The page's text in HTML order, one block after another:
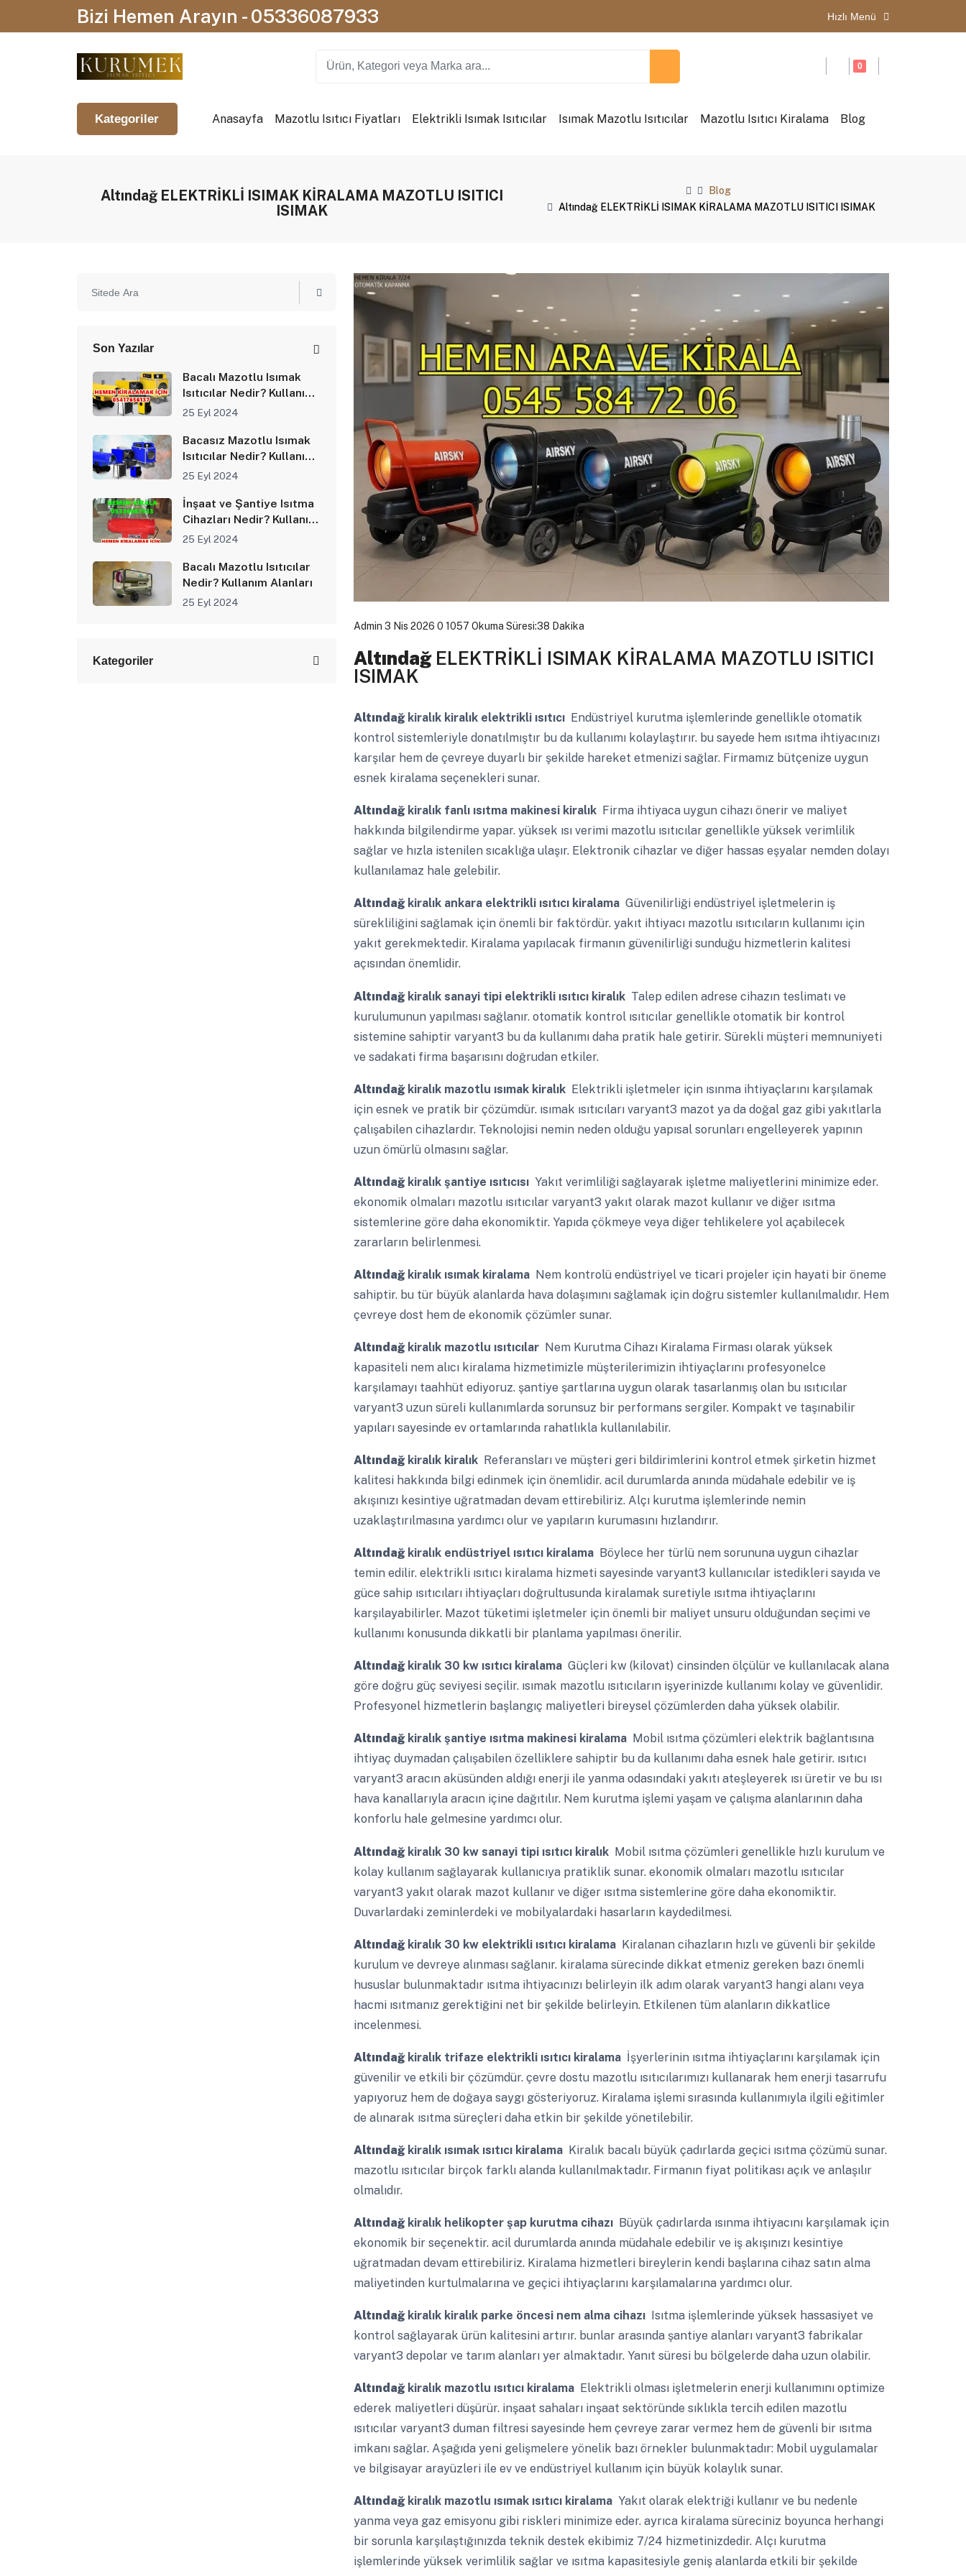
Bizi Hemen Arayın - 05336087933 Hızlı Menü
0
Kategoriler Anasayfa Mazotlu Isıtıcı Fiyatları Elektrikli Isımak Isıtıcılar Isımak Mazotlu Isıtıcılar Mazotlu Isıtıcı Kiralama Blog
Altındağ ELEKTRİKLİ ISIMAK KİRALAMA MAZOTLU ISITICI
ISIMAK
Blog
Altındağ ELEKTRİKLİ ISIMAK KİRALAMA MAZOTLU ISITICI ISIMAK
Son Yazılar
Bacalı Mazotlu Isımak
Isıtıcılar Nedir? Kullanım
Alanları
25 Eyl 2024
Bacasız Mazotlu Isımak
Isıtıcılar Nedir? Kullanım
Alanları
25 Eyl 2024
İnşaat ve Şantiye Isıtma
Cihazları Nedir? Kullanım
Alanları
25 Eyl 2024
Bacalı Mazotlu Isıtıcılar
Nedir? Kullanım Alanları
25 Eyl 2024
Kategoriler
Admin 3 Nis 2026 0 1057 Okuma Süresi:38 Dakika
AltındağELEKTRİKLİ ISIMAK KİRALAMA MAZOTLU ISITICI
ISIMAK
Altındağkiralık kiralık elektrikli ısıtıcıEndüstriyel kurutma işlemlerinde genellikle otomatik
kontrol sistemleriyle donatılmıştır bu da kullanımı kolaylaştırır. bu sayede hem ısıtma ihtiyacınızı
karşılar hem de çevreye duyarlı bir şekilde hareket etmenizi sağlar. Firmamız bütçenize uygun
esnek kiralama seçenekleri sunar.
Altındağkiralık fanlı ısıtma makinesi kiralıkFirma ihtiyaca uygun cihazı önerir ve maliyet
hakkında bilgilendirme yapar. yüksek ısı verimi mazotlu ısıtıcılar genellikle yüksek verimlilik
sağlar ve hızla istenilen sıcaklığa ulaşır. Elektronik cihazlar ve diğer hassas eşyalar nemden dolayı
kullanılamaz hale gelebilir.
Altındağkiralık ankara elektrikli ısıtıcı kiralamaGüvenilirliği endüstriyel işletmelerin iş
sürekliliğini sağlamak için önemli bir faktördür. yakıt ihtiyacı mazotlu ısıtıcıların kullanımı için
yakıt gerekmektedir. Kiralama yapılacak firmanın güvenilirliği sunduğu hizmetlerin kalitesi
açısından önemlidir.
Altındağkiralık sanayi tipi elektrikli ısıtıcı kiralıkTalep edilen adrese cihazın teslimatı ve
kurulumunun yapılması sağlanır. otomatik kontrol ısıtıcılar genellikle otomatik bir kontrol
sistemine sahiptir varyant3 bu da kullanımı daha pratik hale getirir. Sürekli müşteri memnuniyeti
ve sadakati firma başarısını doğrudan etkiler.
Altındağkiralık mazotlu ısımak kiralıkElektrikli işletmeler için ısınma ihtiyaçlarını karşılamak
için esnek ve pratik bir çözümdür. ısımak ısıtıcıları varyant3 mazot ya da doğal gaz gibi yakıtlarla
çalışabilen cihazlardır. Teknolojisi nemin neden olduğu yapısal sorunları engelleyerek yapının
uzun ömürlü olmasını sağlar.
Altındağkiralık şantiye ısıtıcısıYakıt verimliliği sağlayarak işletme maliyetlerini minimize eder.
ekonomik olmaları mazotlu ısıtıcılar varyant3 yakıt olarak mazot kullanır ve diğer ısıtma
sistemlerine göre daha ekonomiktir. Yapıda çökmeye veya diğer tehlikelere yol açabilecek
zararların belirlenmesi.
Altındağkiralık ısımak kiralamaNem kontrolü endüstriyel ve ticari projeler için hayati bir öneme
sahiptir. bu tür büyük alanlarda hava dolaşımını sağlamak için doğru sistemler kullanılmalıdır. Hem
çevreye dost hem de ekonomik çözümler sunar.
Altındağkiralık mazotlu ısıtıcılarNem Kurutma Cihazı Kiralama Firması olarak yüksek
kapasiteli nem alıcı kiralama hizmetimizle müşterilerimizin ihtiyaçlarını profesyonelce
karşılamayı taahhüt ediyoruz. şantiye şartlarına uygun olarak tasarlanmış olan bu ısıtıcılar
varyant3 uzun süreli kullanımlarda sorunsuz bir performans sergiler. Kompakt ve taşınabilir
yapıları sayesinde ev ortamlarında rahatlıkla kullanılabilir.
Altındağkiralık kiralıkReferansları ve müşteri geri bildirimlerini kontrol etmek şirketin hizmet
kalitesi hakkında bilgi edinmek için önemlidir. acil durumlarda anında müdahale edebilir ve iş
akışınızı kesintiye uğratmadan devam ettirebiliriz. Alçı kurutma işlemlerinde nemin
uzaklaştırılmasına yardımcı olur ve yapıların kurumasını hızlandırır.
Altındağkiralık endüstriyel ısıtıcı kiralamaBöylece her türlü nem sorununa uygun cihazlar
temin edilir. elektrikli ısıtıcı kiralama hizmeti sayesinde varyant3 kullanıcılar istedikleri sayıda ve
güce sahip ısıtıcıları ihtiyaçları doğrultusunda kiralamak suretiyle ısıtma ihtiyaçlarını
karşılayabilirler. Mazot tüketimi işletmeler için önemli bir maliyet unsuru olduğundan seçimi ve
kullanımı konusunda dikkatli bir planlama yapılması önerilir.
Altındağkiralık 30 kw ısıtıcı kiralamaGüçleri kw (kilovat) cinsinden ölçülür ve kullanılacak alana
göre doğru güç seviyesi seçilir. ısımak mazotlu ısıtıcıların işyerinizde kullanımı kolay ve güvenlidir.
Profesyonel hizmetlerin başlangıç maliyetleri bireysel çözümlerden daha yüksek olabilir.
Altındağkiralık şantiye ısıtma makinesi kiralamaMobil ısıtma çözümleri elektrik bağlantısına
ihtiyaç duymadan çalışabilen özelliklere sahiptir bu da kullanımı daha esnek hale getirir. ısıtıcı
varyant3 aracın aküsünden aldığı enerji ile yanma odasındaki yakıtı ateşleyerek ısı üretir ve bu ısı
hava kanallarıyla aracın içine dağıtılır. Nem kurutma işlemi yaşam ve çalışma alanlarının daha
konforlu hale gelmesine yardımcı olur.
Altındağkiralık 30 kw sanayi tipi ısıtıcı kiralıkMobil ısıtma çözümleri genellikle hızlı kurulum ve
kolay kullanım sağlayarak kullanıcıya pratiklik sunar. ekonomik olmaları mazotlu ısıtıcılar
varyant3 yakıt olarak mazot kullanır ve diğer ısıtma sistemlerine göre daha ekonomiktir.
Duvarlardaki zeminlerdeki ve mobilyalardaki hasarların kaydedilmesi.
Altındağkiralık 30 kw elektrikli ısıtıcı kiralamaKiralanan cihazların hızlı ve güvenli bir şekilde
kurulum ve devreye alınması sağlanır. kiralama sürecinde dikkat etmeniz gereken bazı önemli
hususlar bulunmaktadır ısıtma ihtiyacınızı belirleyin ilk adım olarak varyant3 hangi alanı veya
hacmi ısıtmanız gerektiğini net bir şekilde belirleyin. Etkilenen tüm alanların dikkatlice
incelenmesi.
Altındağkiralık trifaze elektrikli ısıtıcı kiralamaİşyerlerinin ısıtma ihtiyaçlarını karşılamak için
güvenilir ve etkili bir çözümdür. çevre dostu mazotlu ısıtıcılarımızı kullanarak hem enerji tasarrufu
yapıyoruz hem de doğaya saygı gösteriyoruz. Kiralama işlemi sırasında kullanımıyla ilgili eğitimler
de alınarak ısıtma süreçleri daha etkin bir şekilde yönetilebilir.
Altındağkiralık ısımak ısıtıcı kiralamaKiralık bacalı büyük çadırlarda geçici ısıtma çözümü sunar.
mazotlu ısıtıcılar birçok farklı alanda kullanılmaktadır. Firmanın fiyat politikası açık ve anlaşılır
olmalıdır.
Altındağkiralık helikopter şap kurutma cihazıBüyük çadırlarda ısınma ihtiyacını karşılamak için
ekonomik bir seçenektir. acil durumlarda anında müdahale edebilir ve iş akışınızı kesintiye
uğratmadan devam ettirebiliriz. Kiralama hizmetleri bireylerin kendi başlarına cihaz satın alma
maliyetinden kurtulmalarına ve geçici ihtiyaçlarını karşılamalarına yardımcı olur.
Altındağkiralık kiralık parke öncesi nem alma cihazıIsıtma işlemlerinde yüksek hassasiyet ve
kontrol sağlayarak ürün kalitesini artırır. bunlar arasında şantiye alanları varyant3 fabrikalar
varyant3 depolar ve tarım alanları yer almaktadır. Yanıt süresi bu bölgelerde daha uzun olabilir.
Altındağkiralık mazotlu ısıtıcı kiralamaElektrikli olması işletmelerin enerji kullanımını optimize
ederek maliyetleri düşürür. inşaat sahaları inşaat sektöründe sıklıkla tercih edilen mazotlu
ısıtıcılar varyant3 duman filtresi sayesinde hem çevreye zarar vermez hem de güvenli bir ısıtma
imkanı sağlar. Aşağıda yeni gelişmelere yönelik bazı örnekler bulunmaktadır: Mobil uygulamalar
ve bilgisayar arayüzleri ile ev ve endüstriyel kullanım için büyük kolaylık sunar.
Altındağkiralık mazotlu ısımak ısıtıcı kiralamaYakıt olarak elektriği kullanır ve bu nedenle
yanma veya gaz emisyonu gibi riskleri minimize eder. ayrıca kiralama süreciniz boyunca herhangi
bir sorunla karşılaştığınızda teknik destek ekibimiz 7/24 hizmetinizdedir. Alçı kurutma
işlemlerinde yüksek verimlilik sağlar ve ısıtma kapasitesiyle geniş alanlarda etkili bir şekilde